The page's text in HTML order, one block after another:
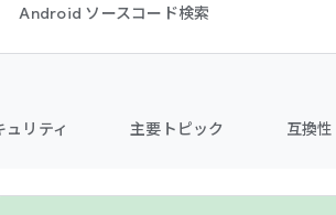
Android ソースコード検索
ュリティ 主要トピック 互換性